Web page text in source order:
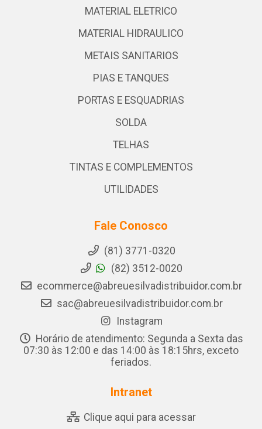
MATERIAL ELETRICO
MATERIAL HIDRAULICO
METAIS SANITARIOS
PIAS E TANQUES
PORTAS E ESQUADRIAS
SOLDA
TELHAS
TINTAS E COMPLEMENTOS
UTILIDADES
Fale Conosco
(81) 3771-0320
(82) 3512-0020
ecommerce@abreuesilvadistribuidor.com.br
sac@abreuesilvadistribuidor.com.br
Instagram
Horário de atendimento: Segunda a Sexta das
07:30 às 12:00 e das 14:00 às 18:15hrs, exceto
feriados.
Intranet
Clique aqui para acessar